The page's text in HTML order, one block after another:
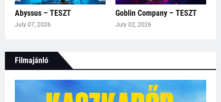
Abyssus – TESZT
July 07, 2026
Goblin Company – TESZT
July 02, 2026
Filmajánló